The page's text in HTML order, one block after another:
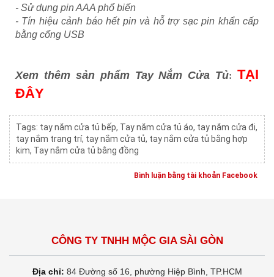
- Sử dụng pin AAA phổ biến
- Tín hiệu cảnh báo hết pin và hỗ trợ sạc pin khẩn cấp
bằng cổng USB
Xem thêm sản phẩm Tay Nắm Cửa Tủ: TẠI
ĐÂY
Tags: tay nắm cửa tủ bếp, Tay nắm cửa tủ áo, tay nắm cửa đi,
tay nắm trang trí, tay nắm cửa tủ, tay nắm cửa tủ bằng hợp
kim, Tay nắm cửa tủ bằng đồng
Bình luận bằng tài khoản Facebook
CÔNG TY TNHH MỘC GIA SÀI GÒN
Địa chỉ: 84 Đường số 16, phường Hiệp Bình, TP.HCM